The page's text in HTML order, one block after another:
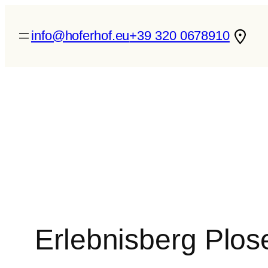
Inhaltinfo@hoferhof.eu+39 320 0678910
Erlebnisberg